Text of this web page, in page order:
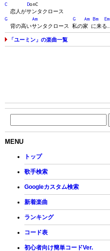
C
DonC
恋人がサンタクロース
G
Am G Am Bm Em
背の高いサンタクロース 私の家 に来る…
「ユーミン」の楽曲一覧
MENU
トップ
歌手検索
Googleカスタム検索
新着楽曲
ランキング
コード表
初心者向け簡単コードVer.